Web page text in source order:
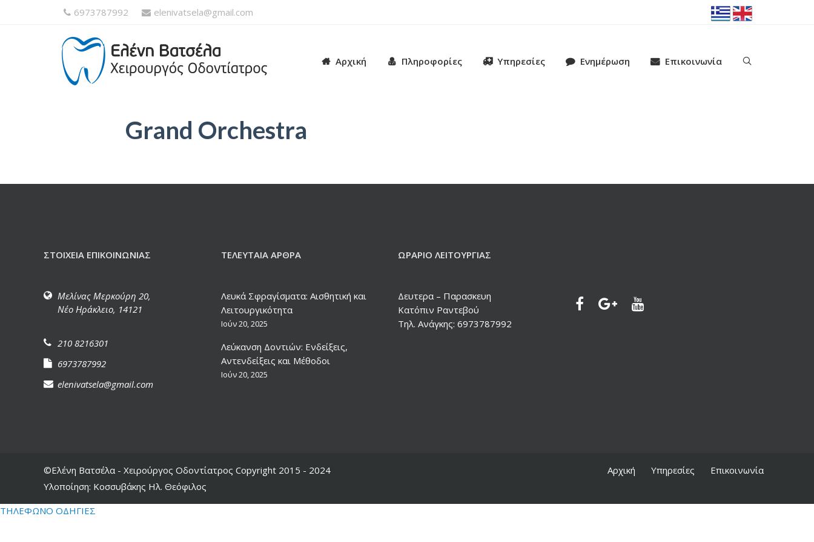
6973787992 elenivatsela@gmail.com
Αρχική Πληροφορίες Υπηρεσίες Ενημέρωση Επικοινωνία
Grand Orchestra
ΣΤΟΙΧΕΊΑ ΕΠΙΚΟΙΝΩΝΊΑΣ
Μελίνας Μερκούρη 20,
Νέο Ηράκλειο, 14121
210 8216301
6973787992
elenivatsela@gmail.com
ΤΕΛΕΥΤΑΊΑ ΆΡΘΡΑ
Λευκά Σφραγίσματα: Αισθητική και
Λειτουργικότητα
Ιούν 20, 2025
Λεύκανση Δοντιών: Ενδείξεις,
Αντενδείξεις και Μέθοδοι
Ιούν 20, 2025
ΩΡΆΡΙΟ ΛΕΙΤΟΥΡΓΊΑΣ
Δευτερα – Παρασκευη
Κατόπιν Ραντεβού
Τηλ. Ανάγκης: 6973787992
©Ελένη Βατσέλα - Χειρούργος Οδοντίατρος Copyright 2015 - 2024
Υλοποίηση: Κοσσυβάκης Ηλ. Θεόφιλος
Αρχική Υπηρεσίες Επικοινωνία
ΤΗΛΕΦΩΝΟ ΟΔΗΓΙΕΣ